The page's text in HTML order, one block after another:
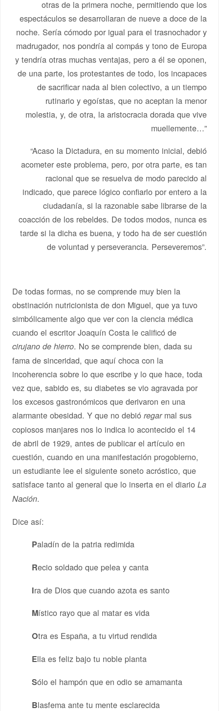
otras de la primera noche, permitiendo que los
espectáculos se desarrollaran de nueve a doce de la
noche. Sería cómodo por igual para el trasnochador y
madrugador, nos pondría al compás y tono de Europa
y tendría otras muchas ventajas, pero a él se oponen,
de una parte, los protestantes de todo, los incapaces
de sacrificar nada al bien colectivo, a un tiempo
rutinario y egoístas, que no aceptan la menor
molestia, y, de otra, la aristocracia dorada que vive
muellemente…”
“Acaso la Dictadura, en su momento inicial, debió
acometer este problema, pero, por otra parte, es tan
racional que se resuelva de modo parecido al
indicado, que parece lógico confiarlo por entero a la
ciudadanía, si la razonable sabe librarse de la
coacción de los rebeldes. De todos modos, nunca es
tarde si la dicha es buena, y todo ha de ser cuestión
de voluntad y perseverancia. Perseveremos”.
De todas formas, no se comprende muy bien la
obstinación nutricionista de don Miguel, que ya tuvo
simbólicamente algo que ver con la ciencia médica
cuando el escritor Joaquín Costa le calificó de
cirujano de hierro. No se comprende bien, dada su
fama de sinceridad, que aquí choca con la
incoherencia sobre lo que escribe y lo que hace, toda
vez que, sabido es, su diabetes se vio agravada por
los excesos gastronómicos que derivaron en una
alarmante obesidad. Y que no debióregarmal sus
copiosos manjares nos lo indica lo acontecido el 14
de abril de 1929, antes de publicar el artículo en
cuestión, cuando en una manifestación progobierno,
un estudiante lee el siguiente soneto acróstico, que
satisface tanto al general que lo inserta en el diarioLa
Nación.
Dice así:
Paladín de la patria redimida
Recio soldado que pelea y canta
Ira de Dios que cuando azota es santo
Místico rayo que al matar es vida
Otra es España, a tu virtud rendida
Ella es feliz bajo tu noble planta
Sólo el hampón que en odio se amamanta
Blasfema ante tu mente esclarecida